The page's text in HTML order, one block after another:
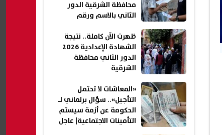
محافظة الشرقية الدور
الثاني بالاسم ورقم
ظهرت الآن كاملة.. نتيجة
الشهادة الإعدادية 2026
الدور الثاني محافظة
الشرقية
«المعاشات لا تحتمل
التأجيل».. سؤال برلماني لـ
الحكومة عن أزمة سيستم
التأمينات الاجتماعية| عاجل